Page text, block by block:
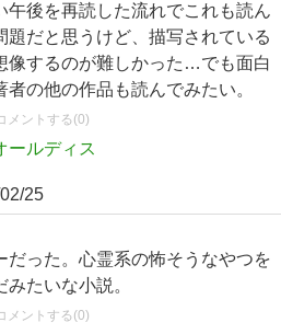
午後を再読した流れでこれも読ん
題だと思うけど、描写されている
像するのが難しかった…でも面白
者の他の作品も読んでみたい。
メントする(0)
ールディス
25
だった。心霊系の怖そうなやつを
たいな小説。
メントする(0)